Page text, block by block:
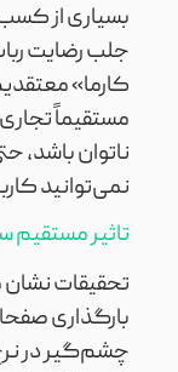
بسیاری از
جلب رضایت
کارما»
مستقیماً
ناتوان باشد،
نمی‌توانید
تاثیر
تحقیقات
بارگذاری
چشم‌گیر در